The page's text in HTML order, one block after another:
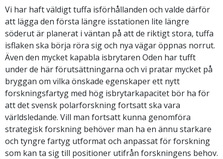
Vi har haft väldigt tuffa isförhållanden och valde därför
att lägga den första längre isstationen lite längre
söderut är planerat i väntan på att de riktigt stora, tuffa
isflaken ska börja röra sig och nya vägar öppnas norrut.
Även den mycket kapabla isbrytaren Oden har tufft
under de här förutsättningarna och vi pratar mycket på
bryggan om vilka önskade egenskaper ett nytt
forskningsfartyg med hög isbrytarkapacitet bör ha för
att det svensk polarforskning fortsatt ska vara
världsledande. Vill man fortsatt kunna genomföra
strategisk forskning behöver man ha en ännu starkare
och tyngre fartyg utformat och anpassat för forskning
som kan ta sig till positioner utifrån forskningens behov.